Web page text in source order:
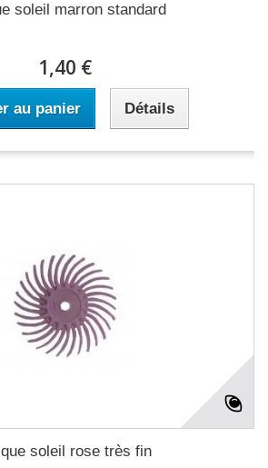
soleil marron standard
1,40 €
au panier Détails
soleil rose très fin